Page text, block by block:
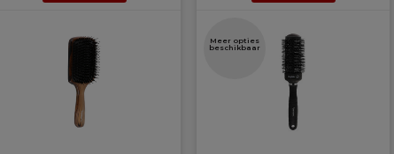
Meer opties
beschikbaar